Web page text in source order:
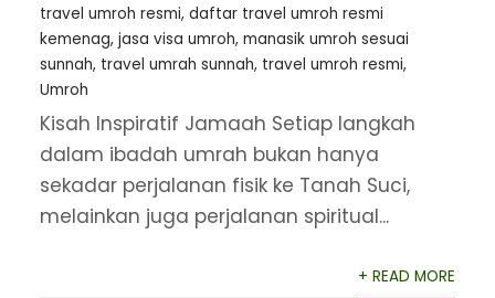
travel umroh resmi, daftar travel umroh resmi
kemenag, jasa visa umroh, manasik umroh sesuai
sunnah, travel umrah sunnah, travel umroh resmi,
Umroh
Kisah Inspiratif Jamaah Setiap langkah
dalam ibadah umrah bukan hanya
sekadar perjalanan fisik ke Tanah Suci,
melainkan juga perjalanan spiritual...
+ READ MORE